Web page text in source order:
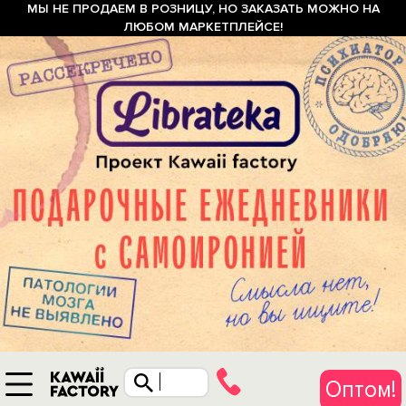
МЫ НЕ ПРОДАЕМ В РОЗНИЦУ, НО ЗАКАЗАТЬ МОЖНО НА
ЛЮБОМ МАРКЕТПЛЕЙСЕ!
Оптом!